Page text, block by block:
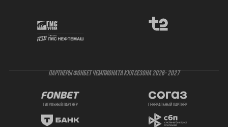
ПАРТНЕРЫ ФОНБЕТ ЧЕМПИОНАТА КХЛ СЕЗОНА 2026- 2027
титульный партнер генеральный партнёр